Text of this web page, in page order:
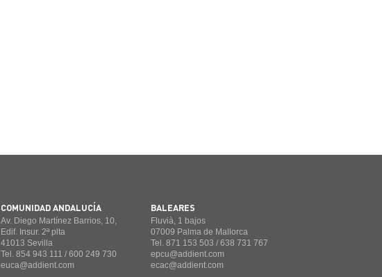
COMUNIDAD ANDALUCÍA
Av. Diego Martínez Barrios, 10,
Edif. Insur. 2ª plta
41013 Sevilla
Tel. 854 943 111 / 600 249 730
euca@addient.com
BALEARES
Fluvià, 1 bajos
07009 Palma de Mallorca
Tel. 871 153 503 / 638 731 767
epcu@addient.com
ecac@addient.com